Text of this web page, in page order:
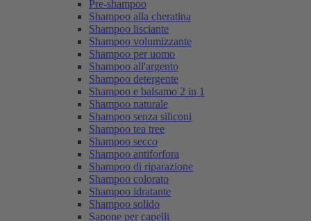
Pre-shampoo
Shampoo alla cheratina
Shampoo lisciante
Shampoo volumizzante
Shampoo per uomo
Shampoo all'argento
Shampoo detergente
Shampoo e balsamo 2 in 1
Shampoo naturale
Shampoo senza siliconi
Shampoo tea tree
Shampoo secco
Shampoo antiforfora
Shampoo di riparazione
Shampoo colorato
Shampoo idratante
Shampoo solido
Sapone per capelli